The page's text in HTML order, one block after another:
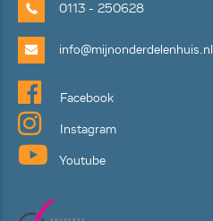
0113 - 250628
info@mijnonderdelenhuis.nl
Facebook
Instagram
Youtube